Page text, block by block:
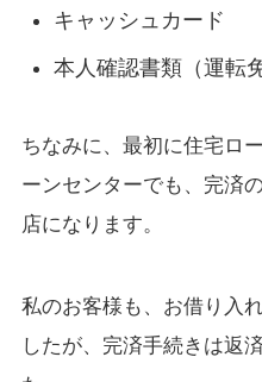
キャッシュカード
本人確認書類（運転
ちなみに、最初に住宅ロ
ーンセンターでも、完済
店になります。
私のお客様も、お借り入
したが、完済手続きは返